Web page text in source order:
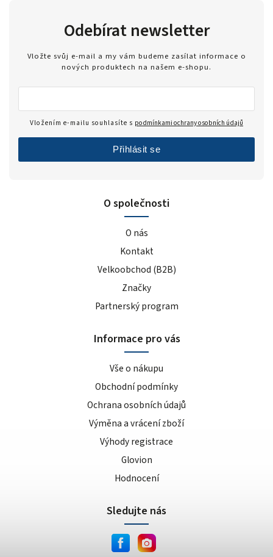
O společnosti
O nás
Kontakt
Velkoobchod (B2B)
Značky
Partnerský program
Informace pro vás
Vše o nákupu
Obchodní podmínky
Ochrana osobních údajů
Výměna a vrácení zboží
Výhody registrace
Glovion
Hodnocení
Odebírat newsletter
Vložte svůj e-mail a my vám budeme zasílat informace o
nových produktech na našem e-shopu.
Vložením e-mailu souhlasíte s podmínkami ochrany osobních údajů
Přihlásit se
Sledujte nás